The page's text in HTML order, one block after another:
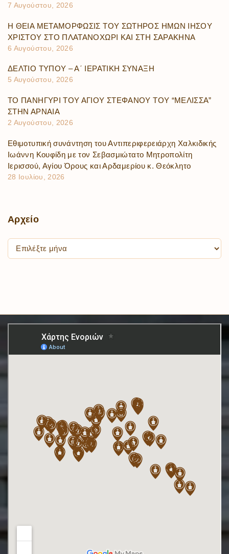
7 Αυγούστου, 2026
Η ΘΕΙΑ ΜΕΤΑΜΟΡΦΩΣΙΣ ΤΟΥ ΣΩΤΗΡΟΣ ΗΜΩΝ ΙΗΣΟΥ
ΧΡΙΣΤΟΥ ΣΤΟ ΠΛΑΤΑΝΟΧΩΡΙ ΚΑΙ ΣΤΗ ΣΑΡΑΚΗΝΑ
6 Αυγούστου, 2026
ΔΕΛΤΙΟ ΤΥΠΟΥ – Α΄ ΙΕΡΑΤΙΚΗ ΣΥΝΑΞΗ
5 Αυγούστου, 2026
ΤΟ ΠΑΝΗΓΥΡΙ ΤΟΥ ΑΓΙΟΥ ΣΤΕΦΑΝΟΥ ΤΟΥ “ΜΕΛΙΣΣΑ”
ΣΤΗΝ ΑΡΝΑΙΑ
2 Αυγούστου, 2026
Εθιμοτυπική συνάντηση του Αντιπεριφερειάρχη Χαλκιδικής
Ιωάννη Κουφίδη με τον Σεβασμιώτατο Μητροπολίτη
Ιερισσού, Αγίου Όρους και Αρδαμερίου κ. Θεόκλητο
28 Ιουλίου, 2026
Αρχείο